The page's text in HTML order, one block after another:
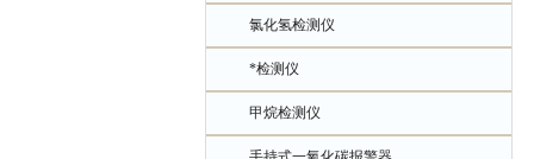
氯化氢检测仪
*检测仪
甲烷检测仪